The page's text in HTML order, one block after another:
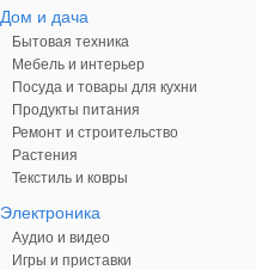
Дом и дача
Бытовая техника
Мебель и интерьер
Посуда и товары для кухни
Продукты питания
Ремонт и строительство
Растения
Текстиль и ковры
Электроника
Аудио и видео
Игры и приставки